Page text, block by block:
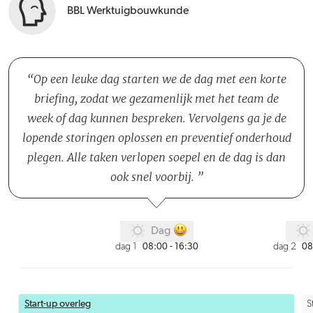
BBL Werktuigbouwkunde
Op een leuke dag starten we de dag met een korte
briefing, zodat we gezamenlijk met het team de
week of dag kunnen bespreken. Vervolgens ga je de
lopende storingen oplossen en preventief onderhoud
plegen. Alle taken verlopen soepel en de dag is dan
ook snel voorbij.
Dag
dag 1 08:00 - 16:30 dag 2
Start-up overleg